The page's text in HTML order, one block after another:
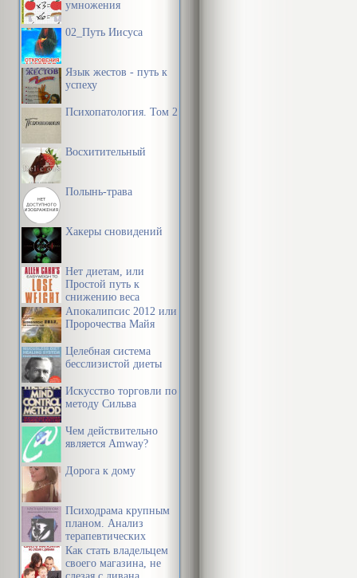
умножения
02_Путь Иисуса
Язык жестов - путь к
успеху
Психопатология. Том 2
Восхитительный
Полынь-трава
Хакеры сновидений
Нет диетам, или
Простой путь к
снижению веса
Апокалипсис 2012 или
Пророчества Майя
Целебная система
бесслизистой диеты
Искусство торговли по
методу Сильва
Чем действительно
является Amway?
Дорога к дому
Психодрама крупным
планом. Анализ
терапевтических
механизмов
Как стать владельцем
своего магазина, не